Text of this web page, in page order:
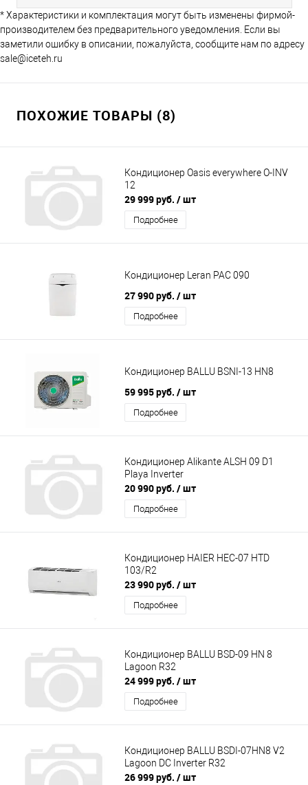
* Характеристики и комплектация могут быть изменены фирмой-
производителем без предварительного уведомления. Если вы
заметили ошибку в описании, пожалуйста, сообщите нам по адресу
sale@iceteh.ru
ПОХОЖИЕ ТОВАРЫ (8)
Кондиционер Oasis everywhere O-INV
12
29 999 руб. / шт
Подробнее
Кондиционер Leran PAC 090
27 990 руб. / шт
Подробнее
Кондиционер BALLU BSNI-13 HN8
59 995 руб. / шт
Подробнее
Кондиционер Alikante ALSH 09 D1
Playa Inverter
20 990 руб. / шт
Подробнее
Кондиционер HAIER HEC-07 HTD
103/R2
23 990 руб. / шт
Подробнее
Кондиционер BALLU BSD-09 HN 8
Lagoon R32
24 999 руб. / шт
Подробнее
Кондиционер BALLU BSDI-07HN8 V2
Lagoon DC Inverter R32
26 999 руб. / шт